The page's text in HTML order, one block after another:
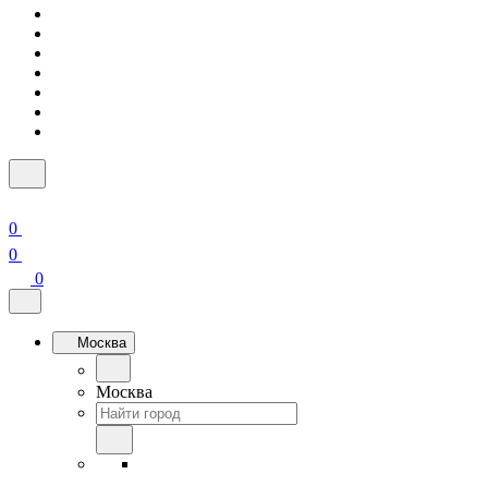
0
0
0
Москва
Москва